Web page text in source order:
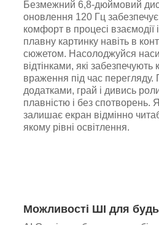
Безмежний 6,8-дюймовий
оновлення 120 Гц забезпечує
комфорт в процесі взаємодії
плавну картинку навіть в
сюжетом. Насолоджуйся
відтінками, які забезпечують
враження під час
додатками, грай і дивись
плавністю і без спотворень.
залишає екран відмінно
якому рівні освітлення.
Можливості ШІ для